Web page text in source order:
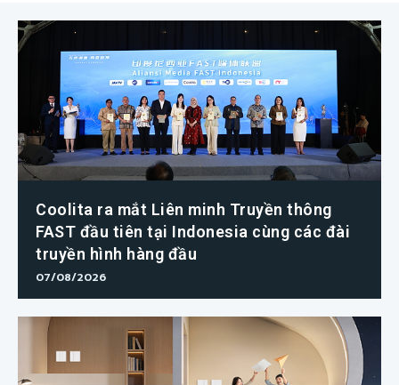
Coolita ra mắt Liên minh Truyền thông
FAST đầu tiên tại Indonesia cùng các đài
truyền hình hàng đầu
07/08/2026